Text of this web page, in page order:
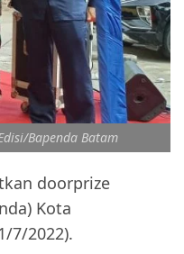
Bapenda Batam
doorprize
Kota
7/2022).